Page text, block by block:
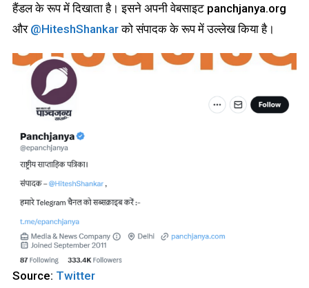
हैंडल के रूप में दिखाता है। इसने अपनी वेबसाइट panchjanya.org
और @HiteshShankarको संपादक के रूप में उल्लेख किया है।
Source: Twitter